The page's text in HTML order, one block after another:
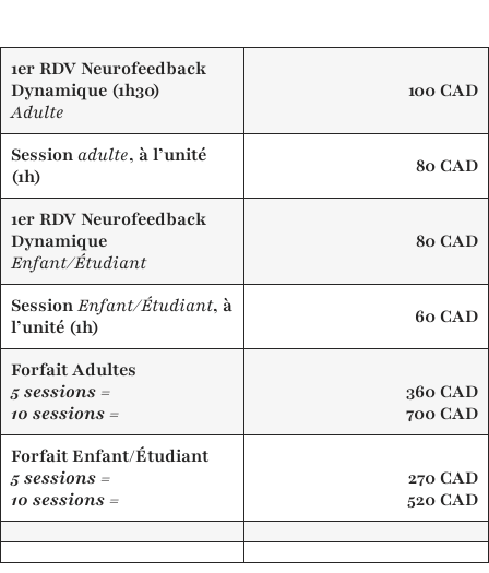
1er RDV Neurofeedback
Dynamique (1h30)
Adulte
100 CAD
Sessionadulte, à l’unité
(1h)
80 CAD
1er RDV Neurofeedback
Dynamique
Enfant/Étudiant
80 CAD
SessionEnfant/Étudiant, à
l’unité (1h)
60 CAD
Forfait Adultes
5 sessions =
10 sessions =
360 CAD
700 CAD
Forfait Enfant/Étudiant
5 sessions =
10 sessions =
270 CAD
520 CAD